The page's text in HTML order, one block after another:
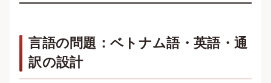
言語の問題：ベトナム語・英語・通
訳の設計